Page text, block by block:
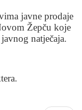
javne prodaje
Žepču koje
natječaja.